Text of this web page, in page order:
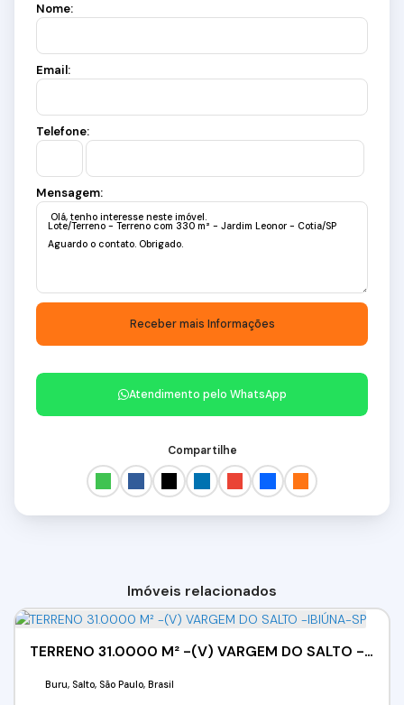
Nome:
Email:
Telefone:
Mensagem:
Atendimento pelo WhatsApp
Compartilhe
Imóveis relacionados
TERRENO 31.0000 M² -(V) VARGEM DO SALTO -IBIÚNA-SP
Buru, Salto, São Paulo, Brasil